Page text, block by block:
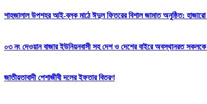
শাহজালাল উপশহর আই-ব্লক মাঠে ঈদুল ফিতরের বিশাল জামাত অনুষ্ঠিত:
০৩ নং দেওয়ান বাজার ইউনিয়নবাসী সহ দেশ ও দেশের বাইরে অবস্থানরত সকলকে
জাতীয়তাবাদী পেশাজীবী দলের ইফতার বিতরণ